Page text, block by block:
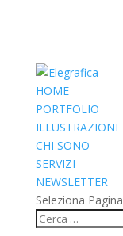
HOME
PORTFOLIO
ILLUSTRAZIONI
CHI SONO
SERVIZI
NEWSLETTER
Seleziona Pagina